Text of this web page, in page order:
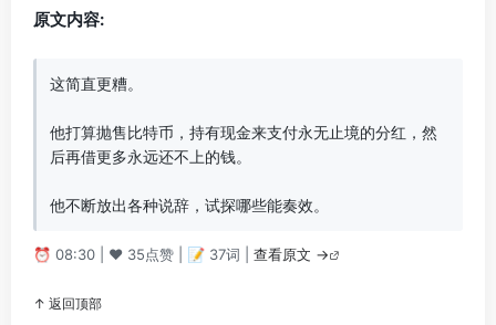
原文内容:
这简直更糟。
他打算抛售比特币，持有现金来支付永无止境的分红，然
后再借更多永远还不上的钱。
他不断放出各种说辞，试探哪些能奏效。
⏰ 08:30 | ❤️ 35点赞 | 📝 37词 | 查看原文 →
↑ 返回顶部